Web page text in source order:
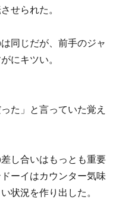
せられた。
同じだが、前手のジャ
にキツい。
た」と言っていた覚え
し合いはもっとも重要
ーイはカウンター気味
状況を作り出した。